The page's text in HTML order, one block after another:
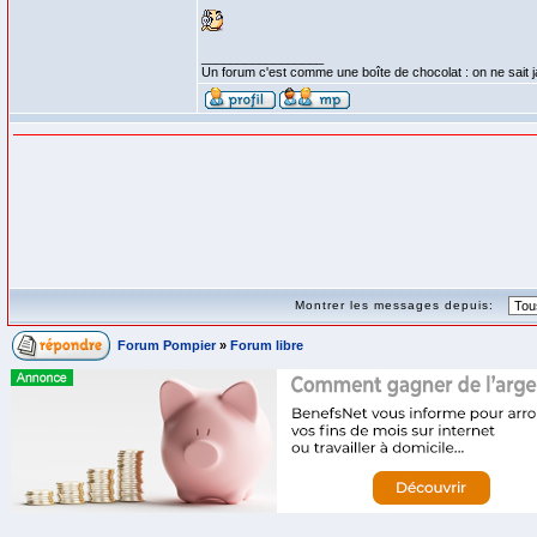
Un forum c'est comme une boîte de chocolat : on ne sait
Montrer les messages depuis:
Forum Pompier » Forum libre